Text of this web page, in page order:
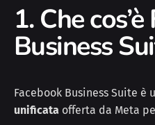
1. Che
Business
Facebook Business Suite è
unificata offerta da Meta